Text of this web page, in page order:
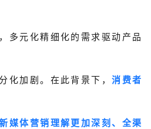
多元化精细化的需求驱动产品
化加剧。在此背景下，消费者
媒体营销理解更加深刻、全渠